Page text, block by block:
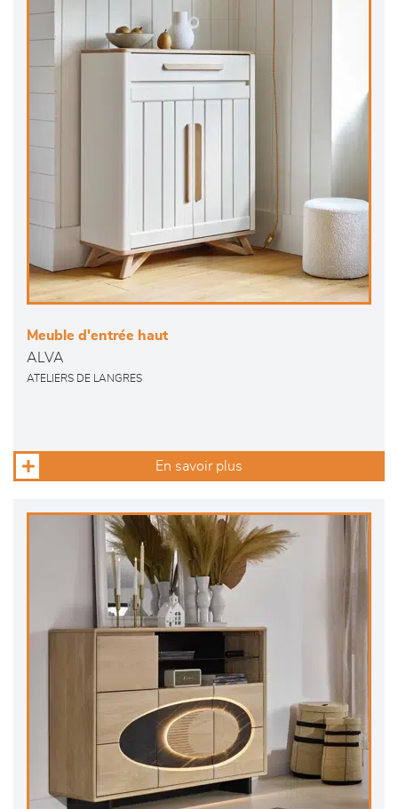
Meuble d'entrée haut
ALVA
ATELIERS DE LANGRES
En savoir plus